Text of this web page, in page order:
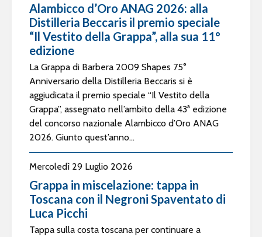
Alambicco d’Oro ANAG 2026: alla
Distilleria Beccaris il premio speciale
“Il Vestito della Grappa”, alla sua 11°
edizione
La Grappa di Barbera 2009 Shapes 75°
Anniversario della Distilleria Beccaris si è
aggiudicata il premio speciale “Il Vestito della
Grappa”, assegnato nell’ambito della 43ª edizione
del concorso nazionale Alambicco d’Oro ANAG
2026. Giunto quest’anno...
Mercoledì 29 Luglio 2026
Grappa in miscelazione: tappa in
Toscana con il Negroni Spaventato di
Luca Picchi
Tappa sulla costa toscana per continuare a